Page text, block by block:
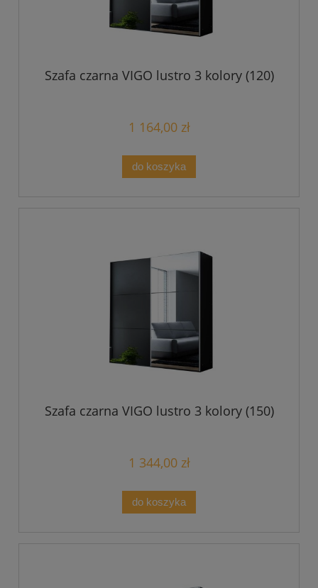
Szafa czarna VIGO lustro 3 kolory (120)
1 164,00 zł
do koszyka
Szafa czarna VIGO lustro 3 kolory (150)
1 344,00 zł
do koszyka